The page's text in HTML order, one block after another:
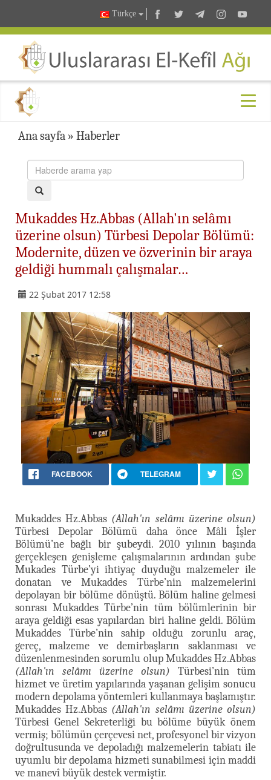
Türkçe
Ana sayfa » Haberler
Mukaddes Hz.Abbas (Allah'ın selâmı
üzerine olsun) Türbesi Depolar Bölümü:
Modernite, düzen ve özverinin bir araya
geldiği hummalı çalışmalar…
22 Şubat 2017 12:58
FACEBOOK TELEGRAM
Mukaddes Hz.Abbas (Allah'ın selâmı üzerine olsun)
Türbesi Depolar Bölümü daha önce Mâli İşler
Bölümü’ne bağlı bir şubeydi. 2010 yılının başında
gerçekleşen genişleme çalışmalarının ardından şube
Mukades Türbe’yi ihtiyaç duyduğu malzemeler ile
donatan ve Mukaddes Türbe’nin malzemelerini
depolayan bir bölüme dönüştü. Bölüm haline gelmesi
sonrası Mukaddes Türbe’nin tüm bölümlerinin bir
araya geldiği esas yapılardan biri haline geldi. Bölüm
Mukaddes Türbe’nin sahip olduğu zorunlu araç,
gereç, malzeme ve demirbaşların saklanması ve
düzenlenmesinden sorumlu olup Mukaddes Hz.Abbas
(Allah'ın selâmı üzerine olsun) Türbesi’nin tüm
hizmet ve üretim yapılarında yaşanan gelişim sonucu
modern depolama yöntemleri kullanmaya başlamıştır.
Mukaddes Hz.Abbas (Allah'ın selâmı üzerine olsun)
Türbesi Genel Sekreterliği bu bölüme büyük önem
vermiş; bölümün çerçevesi net, profesyonel bir vizyon
doğrultusunda ve depoladığı malzemelerin tabiatı ile
uyumlu bir depolama hizmeti sunabilmesi için maddi
ve manevî büyük destek vermiştir.